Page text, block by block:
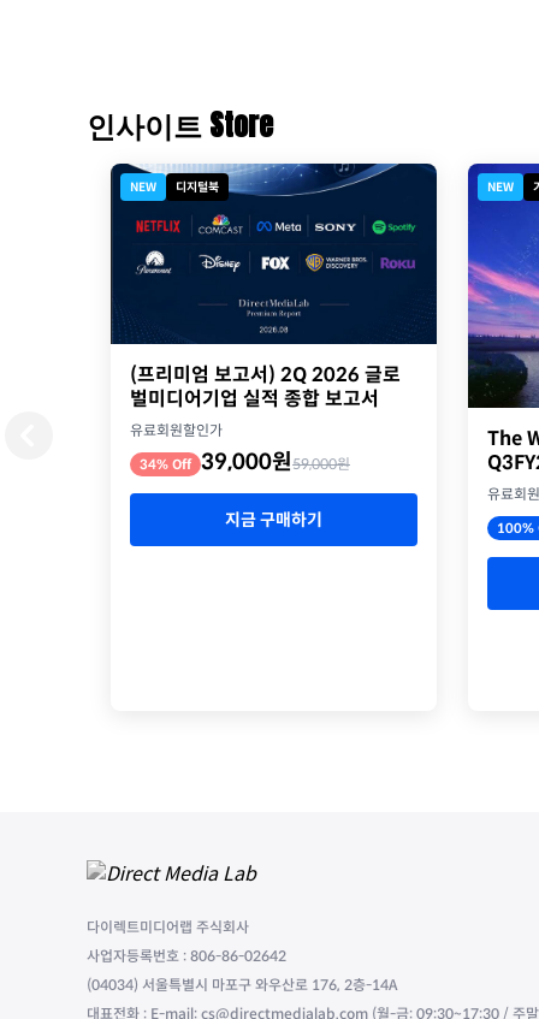
인사이트 Store
NEW 디지털북
(프리미엄 보고서) 2Q 2026 글로
벌미디어기업 실적 종합 보고서
유료회원할인가
34% Off 39,000원59,000원
지금 구매하기
NEW
The
유료회
100%
다이렉트미디어랩 주식회사
사업자등록번호 : 806-86-02642
(04034) 서울특별시 마포구 와우산로 176, 2층-14A
대표전화 : E-mail: cs@directmedialab.com (월-금: 09:30~17:30 / 주말